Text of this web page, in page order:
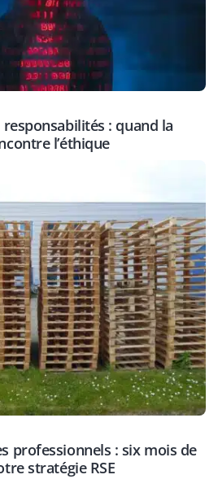
: quand la
l’éthique
professionnels : six mois de
stratégie RSE